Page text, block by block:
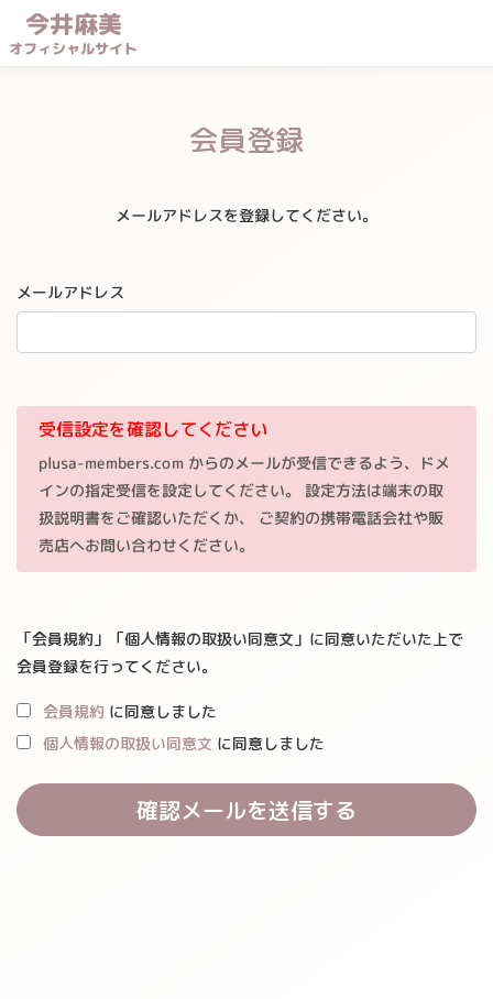
今井麻美
オフィシャルサイト
会員登録
メールアドレスを登録してください。
メールアドレス
受信設定を確認してください
plusa-members.com からのメールが受信できるよう、ドメ
インの指定受信を設定してください。 設定方法は端末の取
扱説明書をご確認いただくか、 ご契約の携帯電話会社や販
売店へお問い合わせください。
「会員規約」「個人情報の取扱い同意文」に同意いただいた上で
会員登録を行ってください。
会員規約 に同意しました
個人情報の取扱い同意文 に同意しました
確認メールを送信する